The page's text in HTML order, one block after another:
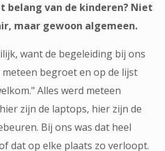
belang van de kinderen? Niet
maar gewoon algemeen.
want de begeleiding bij ons
meteen begroet en op de lijst
Alles werd meteen
zijn de laptops, hier zijn de
Bij ons was dat heel
dat op elke plaats zo verloopt.